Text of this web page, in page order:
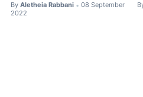
By Aletheia Rabbani • 08 September
2022